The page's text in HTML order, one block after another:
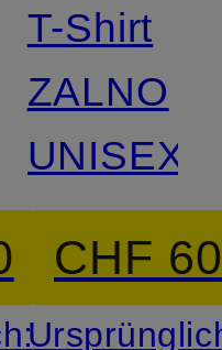
T-Shirt
ZALNO
UNISEX
CHF